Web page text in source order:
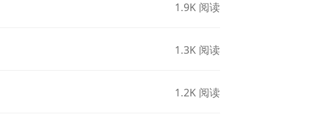
1.9K 阅读
1.3K 阅读
1.2K 阅读